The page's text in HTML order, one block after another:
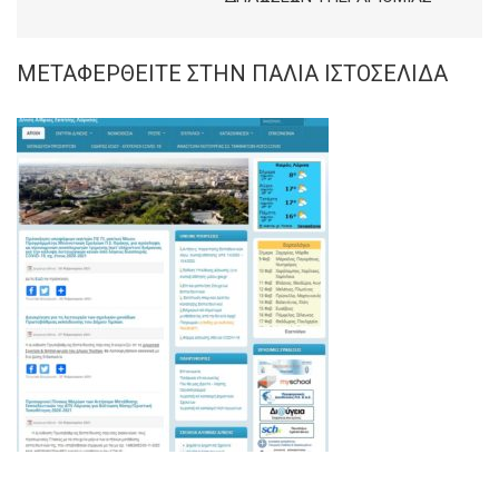
ΜΕΤΑΦΕΡΘΕΊΤΕ ΣΤΗΝ ΠΑΛΙΆ ΙΣΤΟΣΕΛΊΔΑ